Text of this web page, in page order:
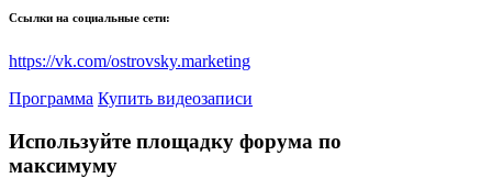
Ссылки на социальные сети:
https://vk.com/ostrovsky.marketing
Программа Купить видеозаписи
Используйте площадку форума по
максимуму